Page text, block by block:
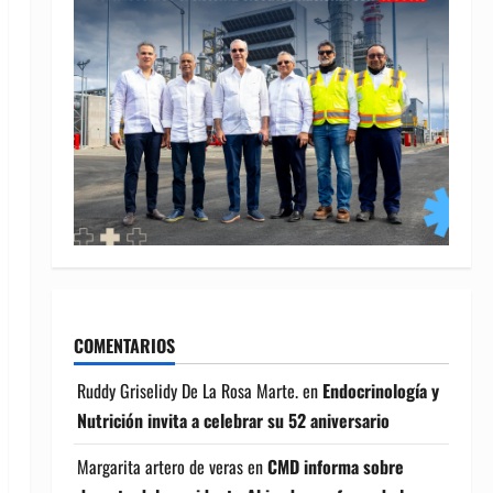
COMENTARIOS
Ruddy Griselidy De La Rosa Marte.en Endocrinología y
Nutrición invita a celebrar su 52 aniversario
Margarita artero de verasenCMD informa sobre